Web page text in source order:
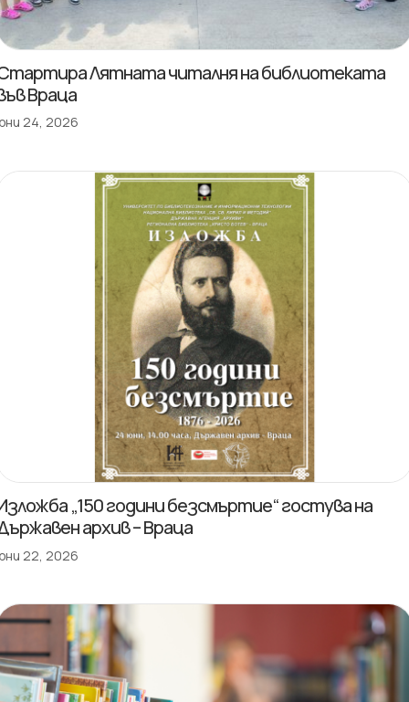
Лятната читалня на библиотеката
Враца
24, 2026
„150 години безсмъртие“ гостува на
архив – Враца
22, 2026